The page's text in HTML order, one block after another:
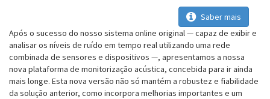
Saber mais
Após o sucesso do nosso sistema online original — capaz de exibir e
analisar os níveis de ruído em tempo real utilizando uma rede
combinada de sensores e dispositivos —, apresentamos a nossa
nova plataforma de monitorização acústica, concebida para ir ainda
mais longe. Esta nova versão não só mantém a robustez e fiabilidade
da solução anterior, como incorpora melhorias importantes e um